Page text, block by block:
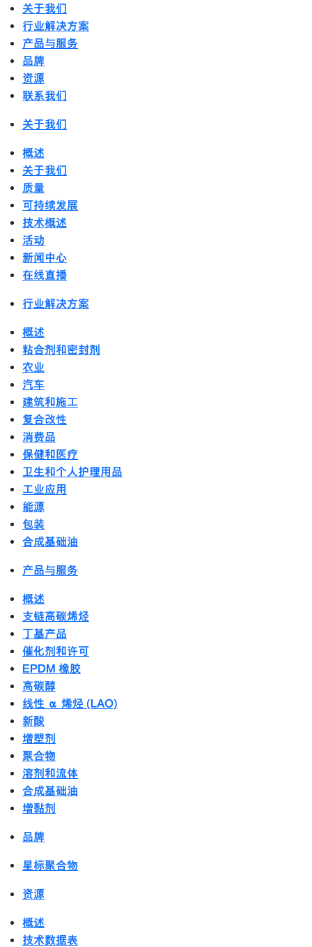
关于我们
行业解决方案
产品与服务
品牌
资源
联系我们
关于我们
概述
关于我们
质量
可持续发展
技术概述
活动
新闻中心
在线直播
行业解决方案
概述
粘合剂和密封剂
农业
汽车
建筑和施工
复合改性
消费品
保健和医疗
卫生和个人护理用品
工业应用
能源
包装
合成基础油
产品与服务
概述
支链高碳烯烃
丁基产品
催化剂和许可
EPDM 橡胶
高碳醇
线性 α 烯烃 (LAO)
新酸
增塑剂
聚合物
溶剂和流体
合成基础油
增黏剂
品牌
星标聚合物
资源
概述
技术数据表